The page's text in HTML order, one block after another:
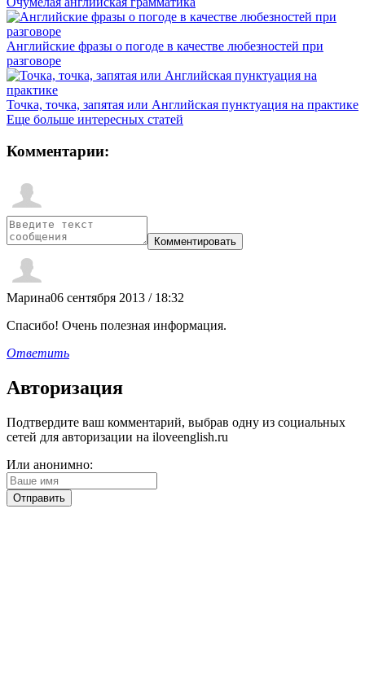
Английские фразы о погоде в качестве любезностей при
разговоре
Точка, точка, запятая или Английская пунктуация на практике
Еще больше интересных статей
Комментарии:
Марина06 сентября 2013 / 18:32
Спасибо! Очень полезная информация.
Ответить
Авторизация
Подтвердите ваш комментарий, выбрав одну из социальных
сетей для авторизации на iloveenglish.ru
Или анонимно: